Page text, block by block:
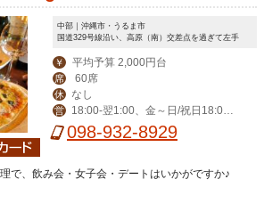
中部｜沖縄市・うるま市
国道329号線沿い、高原（南）交差点を過ぎて左手
￥ 平均予算 2,000円台
席 60席
休 なし
営
18:00‐翌1:00、金～日/祝日18:00-
翌2:00098-932-8929
で、飲み会・女子会・デートはいかがですか♪